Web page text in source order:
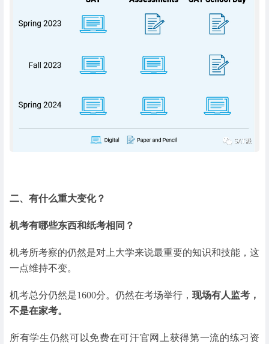
二、有什么重大变化？
机考有哪些东西和纸考相同？
机考所考察的仍然是对上大学来说最重要的知识和技能，这
一点维持不变。
机考总分仍然是1600分。仍然在考场举行， 现场有人监考，
不是在家考。
所有学生仍然可以免费在可汗官网上获得第一流的练习资